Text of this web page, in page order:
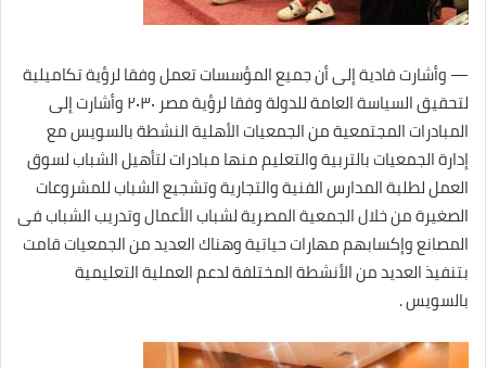
— وأشارت فادية إلى أن جميع المؤسسات تعمل وفقا لرؤية تكاميلية
لتحقيق السياسة العامة للدولة وفقا لرؤية مصر ٢٠٣٠ وأشارت إلى
المبادرات المجتمعية من الجمعيات الأهلية النشطة بالسويس مع
إدارة الجمعيات بالتربية والتعليم منها مبادرات لتأهيل الشباب لسوق
العمل لطلبة المدارس الفنية والتجارية وتشجيع الشباب للمشروعات
الصغيرة من خلال الجمعية المصرية لشباب الأعمال وتدريب الشباب فى
المصانع وإكسابهم مهارات حياتية وهناك العديد من الجمعيات قامت
بتنفيذ العديد من الأنشطة المختلفة لدعم العملية التعليمية
بالسويس .